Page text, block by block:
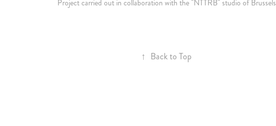
Project carried out in collaboration with the "NTTRB" studio of Brussels
↑ Back to Top